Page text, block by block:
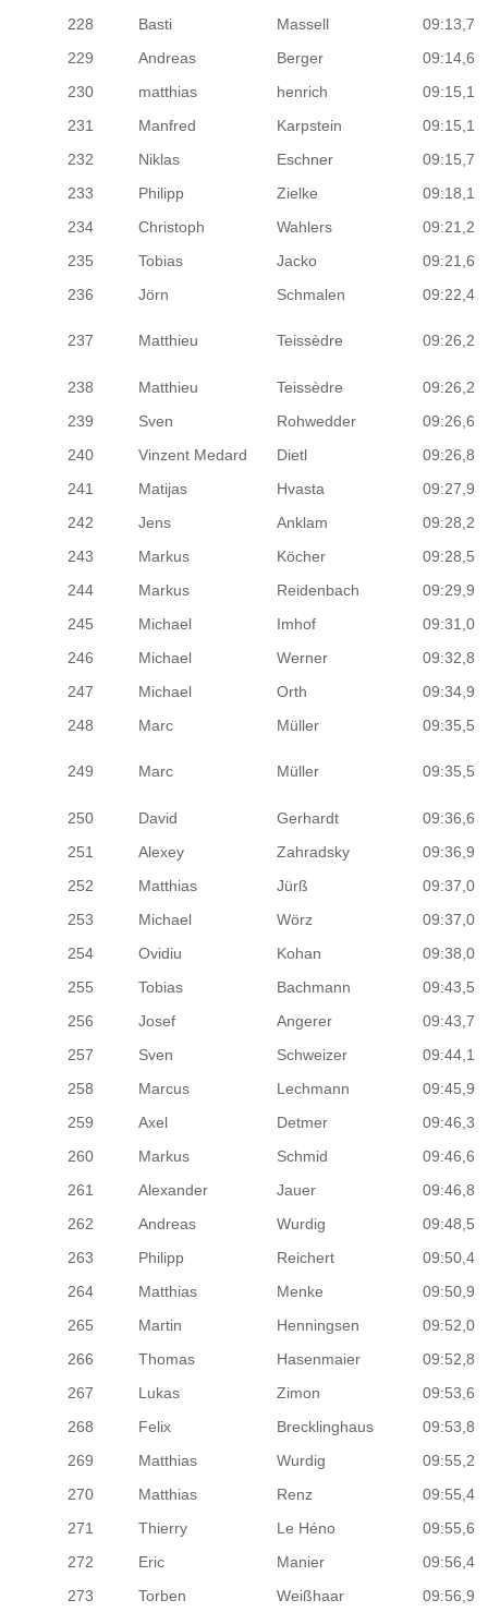
228 Basti Massell
09:13,7
229
Andreas Berger
09:14,6
230
matthias henrich
09:15,1
231
Manfred Karpstein
09:15,1
232
Niklas Eschner
09:15,7
233
Philipp Zielke
09:18,1
234
Christoph Wahlers
09:21,2
235
Tobias Jacko
09:21,6
236
Jörn Schmalen 09:22,4
237 Matthieu Teissèdre 09:26,2
238 Matthieu Teissèdre
09:26,2
239
Sven Rohwedder
09:26,6
240
Vinzent Medard Dietl
09:26,8
241
Matijas Hvasta
09:27,9
242
Jens Anklam
09:28,2
243
Markus Köcher
09:28,5
244
Markus Reidenbach
09:29,9
245
Michael Imhof
09:31,0
246
Michael Werner
09:32,8
247
Michael Orth
09:34,9
248
Marc Müller 09:35,5
249 Marc Müller 09:35,5
250 David Gerhardt
09:36,6
251
Alexey Zahradsky
09:36,9
252
Matthias Jürß
09:37,0
253
Michael Wörz
09:37,0
254
Ovidiu Kohan
09:38,0
255
Tobias Bachmann
09:43,5
256
Josef Angerer
09:43,7
257
Sven Schweizer
09:44,1
258
Marcus Lechmann
09:45,9
259
Axel Detmer
09:46,3
260
Markus Schmid
09:46,6
261
Alexander Jauer
09:46,8
262
Andreas Wurdig
09:48,5
263
Philipp Reichert
09:50,4
264
Matthias Menke
09:50,9
265
Martin Henningsen
09:52,0
266
Thomas Hasenmaier
09:52,8
267
Lukas Zimon
09:53,6
268
Felix Brecklinghaus
09:53,8
269
Matthias Wurdig
09:55,2
270
Matthias Renz
09:55,4
271
Thierry Le Héno
09:55,6
272
Eric Manier
09:56,4
273
Torben Weißhaar
09:56,9